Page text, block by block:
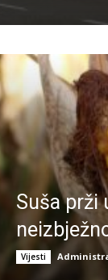
Suša prži
Vijesti